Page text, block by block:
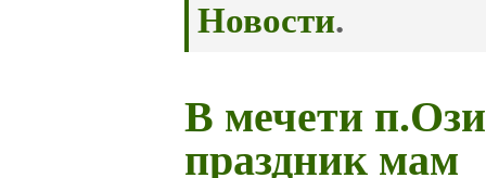
Новости.
В мечети
праздник мам